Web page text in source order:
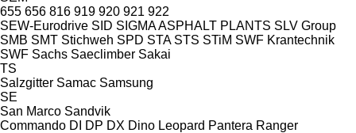
655 656 816 919 920 921 922
SEW-Eurodrive SID SIGMA ASPHALT PLANTS SLV Group
SMB SMT Stichweh SPD STA STS STiM SWF Krantechnik
SWF Sachs Saeclimber Sakai
TS
Salzgitter Samac Samsung
SE
San Marco Sandvik
Commando DI DP DX Dino Leopard Pantera Ranger